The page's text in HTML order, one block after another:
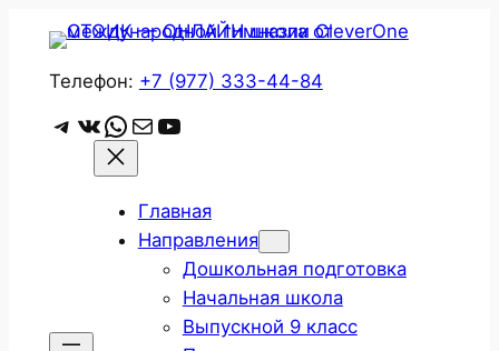
Перейти
содержимому
Телефон: +7 (977) 333-44-84
Telegram
ВКонтакте
WhatsApp
Почта
YouTube
Главная
Направления
Дошкольная подготовка
Начальная школа
Выпускной 9 класс